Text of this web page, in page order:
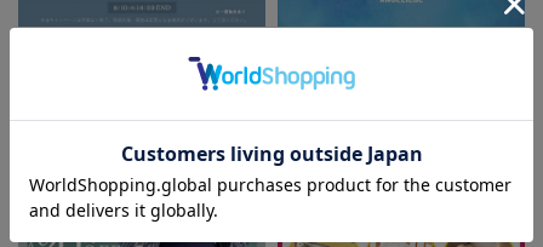
お気に入り商品を確認する
OFF